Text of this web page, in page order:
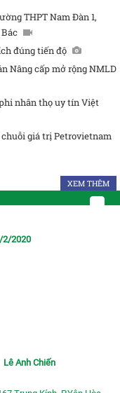
THPT Nam Đàn 1,
đúng tiến độ
Nâng cấp mở rộng NMLD
nhân thọ uy tín Việt
giá trị Petrovietnam
XEM THÊM
2/2020
Lê Anh Chiến